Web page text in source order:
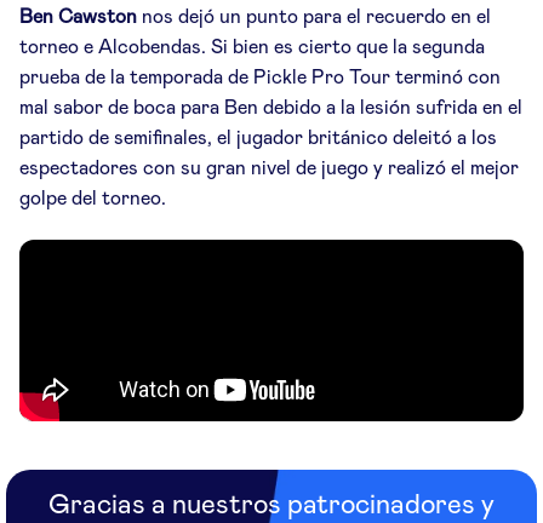
Ben Cawston nos dejó un punto para el recuerdo en el
torneo e Alcobendas. Si bien es cierto que la segunda
prueba de la temporada de Pickle Pro Tour terminó con
mal sabor de boca para Ben debido a la lesión sufrida en el
partido de semifinales, el jugador británico deleitó a los
espectadores con su gran nivel de juego y realizó el mejor
golpe del torneo.
Gracias a nuestros patrocinadores y